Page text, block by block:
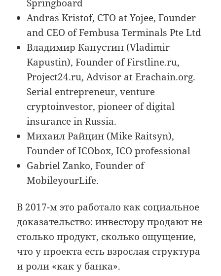
Springboard
Andras Kristof, CTO at Yojee, Founder
and CEO of Fembusa Terminals Pte Ltd
Владимир Капустин (Vladimir
Kapustin), Founder of Firstline.ru,
Project24.ru, Advisor at Erachain.org.
Serial entrepreneur, venture
cryptoinvestor, pioneer of digital
insurance in Russia.
Михаил Райцин (Mike Raitsyn),
Founder of ICObox, ICO professional
Gabriel Zanko, Founder of
MobileyourLife.
В 2017-м это работало как социальное
доказательство: инвестору продают не
столько продукт, сколько ощущение,
что у проекта есть взрослая структура
и роли «как у банка».